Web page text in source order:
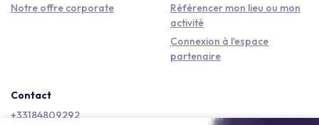
Notre offre corporate
Référencer mon lieu ou mon
activité
Connexion à l'espace
partenaire
Contact
+33184809292